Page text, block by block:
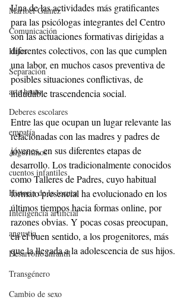
Maribel Gámez
Comunicación
Hijos
Separación
arte bruto
Deberes escolares
empatía
Algoritmos
cuentos infantiles
Historia de la locura
Inteligencia artificial
angustia
Desarrollo infantil
Transgénero
Cambio de sexo
Una de las actividades más gratificantes
para las psicólogas integrantes del Centro
son las actuaciones formativas dirigidas a
diferentes colectivos, con las que cumplen
una labor, en muchos casos preventiva de
posibles situaciones conflictivas, de
indudable trascendencia social.
Entre las que ocupan un lugar relevante las
relacionadas con las madres y padres de
jóvenes, en sus diferentes etapas de
desarrollo. Los tradicionalmente conocidos
como Talleres de Padres, cuyo habitual
formato presencial ha evolucionado en los
últimos tiempos hacia formas online, por
razones obvias. Y pocas cosas preocupan,
en el buen sentido, a los progenitores, más
que la llegada a la adolescencia de sus hijos.